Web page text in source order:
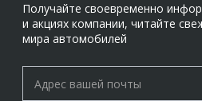
Получайте своевременно
и акциях компании, читайте
мира автомобилей